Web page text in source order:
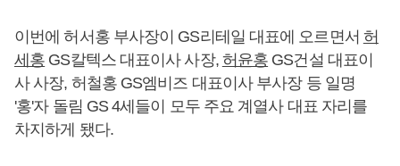
이번에 허서홍 부사장이 GS리테일 대표에 오르면서 허
세홍 GS칼텍스 대표이사 사장, 허윤홍 GS건설 대표이
사 사장, 허철홍 GS엠비즈 대표이사 부사장 등 일명
'홍'자 돌림 GS 4세들이 모두 주요 계열사 대표 자리를
차지하게 됐다.